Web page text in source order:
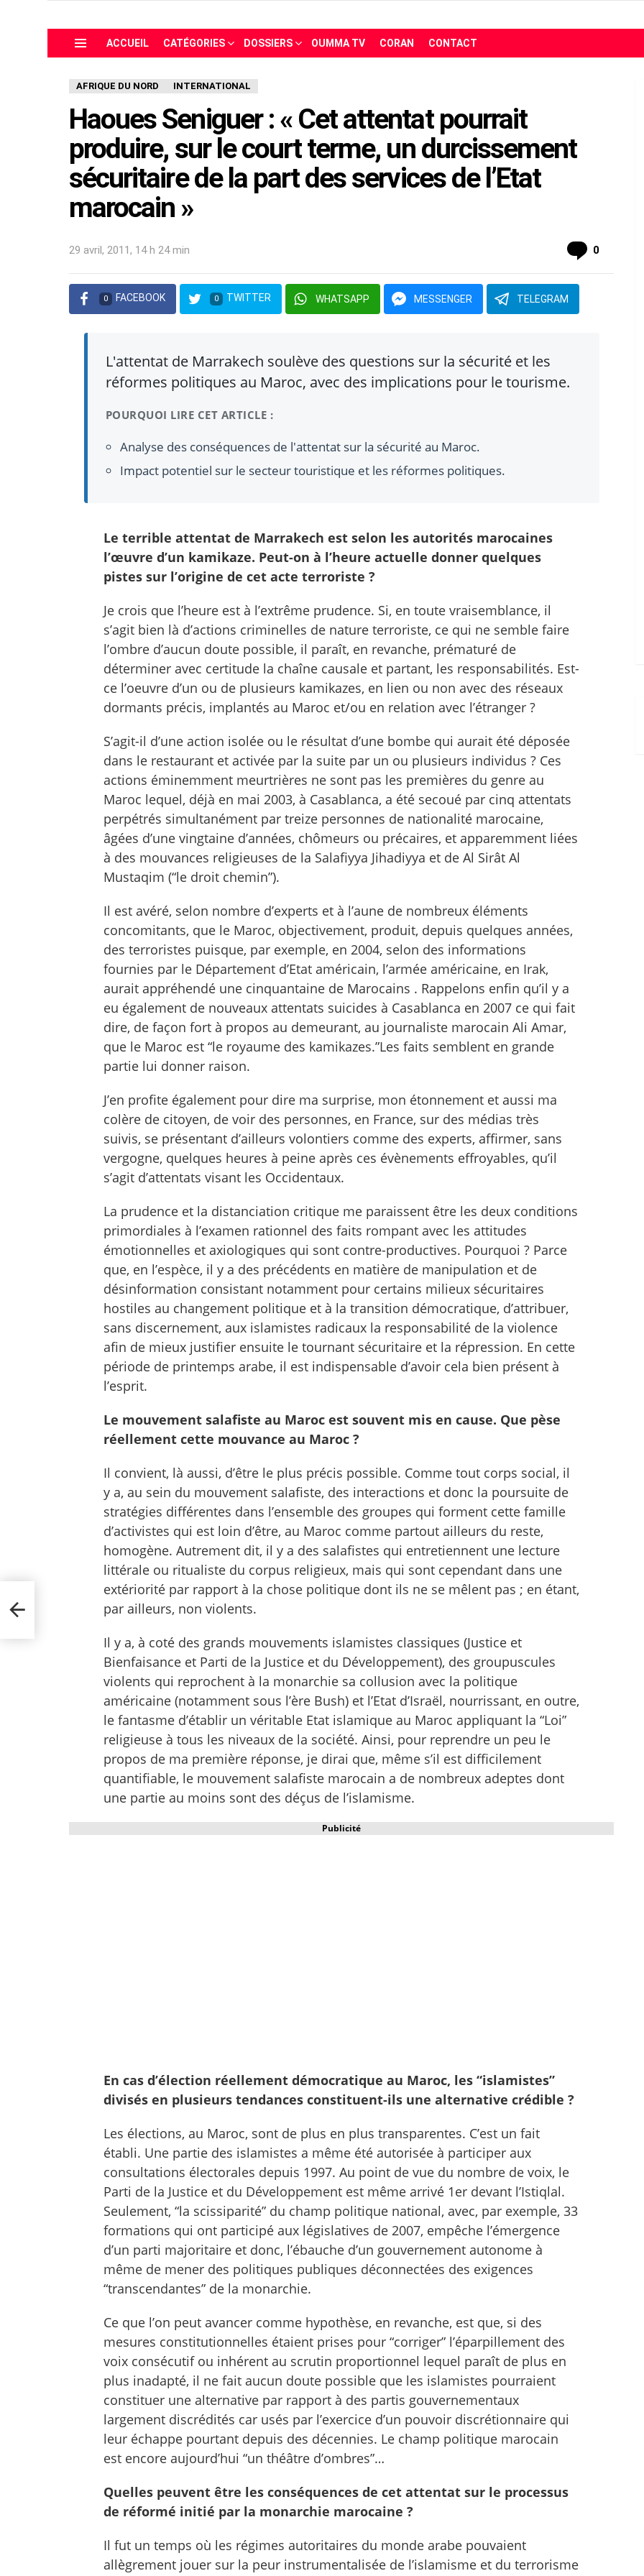
ACCUEIL CATÉGORIES DOSSIERS OUMMA TV CORAN CONTACT
AFRIQUE DU NORD INTERNATIONAL
Haoues Seniguer : « Cet attentat pourrait
produire, sur le court terme, un durcissement
sécuritaire de la part des services de l’Etat
marocain »
29 avril, 2011, 14 h 24 min 0
0 FACEBOOK 0 TWITTER WHATSAPP MESSENGER TELEGRAM
L'attentat de Marrakech soulève des questions sur la sécurité et les
réformes politiques au Maroc, avec des implications pour le tourisme.
POURQUOI LIRE CET ARTICLE :
Analyse des conséquences de l'attentat sur la sécurité au Maroc.
Impact potentiel sur le secteur touristique et les réformes politiques.
Le terrible attentat de Marrakech est selon les autorités marocaines
l’œuvre d’un kamikaze. Peut-on à l’heure actuelle donner quelques
pistes sur l’origine de cet acte terroriste ?
Je crois que l’heure est à l’extrême prudence. Si, en toute vraisemblance, il
s’agit bien là d’actions criminelles de nature terroriste, ce qui ne semble faire
l’ombre d’aucun doute possible, il paraît, en revanche, prématuré de
déterminer avec certitude la chaîne causale et partant, les responsabilités. Est-
ce l’oeuvre d’un ou de plusieurs kamikazes, en lien ou non avec des réseaux
dormants précis, implantés au Maroc et/ou en relation avec l’étranger ?
S’agit-il d’une action isolée ou le résultat d’une bombe qui aurait été déposée
dans le restaurant et activée par la suite par un ou plusieurs individus ? Ces
actions éminemment meurtrières ne sont pas les premières du genre au
Maroc lequel, déjà en mai 2003, à Casablanca, a été secoué par cinq attentats
perpétrés simultanément par treize personnes de nationalité marocaine,
âgées d’une vingtaine d’années, chômeurs ou précaires, et apparemment liées
à des mouvances religieuses de la Salafiyya Jihadiyya et de Al Sirât Al
Mustaqim (“le droit chemin”).
Il est avéré, selon nombre d’experts et à l’aune de nombreux éléments
concomitants, que le Maroc, objectivement, produit, depuis quelques années,
des terroristes puisque, par exemple, en 2004, selon des informations
fournies par le Département d’Etat américain, l’armée américaine, en Irak,
aurait appréhendé une cinquantaine de Marocains . Rappelons enfin qu’il y a
eu également de nouveaux attentats suicides à Casablanca en 2007 ce qui fait
dire, de façon fort à propos au demeurant, au journaliste marocain Ali Amar,
que le Maroc est “le royaume des kamikazes.”Les faits semblent en grande
partie lui donner raison.
J’en profite également pour dire ma surprise, mon étonnement et aussi ma
colère de citoyen, de voir des personnes, en France, sur des médias très
suivis, se présentant d’ailleurs volontiers comme des experts, affirmer, sans
vergogne, quelques heures à peine après ces évènements effroyables, qu’il
s’agit d’attentats visant les Occidentaux.
La prudence et la distanciation critique me paraissent être les deux conditions
primordiales à l’examen rationnel des faits rompant avec les attitudes
émotionnelles et axiologiques qui sont contre-productives. Pourquoi ? Parce
que, en l’espèce, il y a des précédents en matière de manipulation et de
désinformation consistant notamment pour certains milieux sécuritaires
hostiles au changement politique et à la transition démocratique, d’attribuer,
sans discernement, aux islamistes radicaux la responsabilité de la violence
afin de mieux justifier ensuite le tournant sécuritaire et la répression. En cette
période de printemps arabe, il est indispensable d’avoir cela bien présent à
l’esprit.
Le mouvement salafiste au Maroc est souvent mis en cause. Que pèse
réellement cette mouvance au Maroc ?
Il convient, là aussi, d’être le plus précis possible. Comme tout corps social, il
y a, au sein du mouvement salafiste, des interactions et donc la poursuite de
stratégies différentes dans l’ensemble des groupes qui forment cette famille
d’activistes qui est loin d’être, au Maroc comme partout ailleurs du reste,
homogène. Autrement dit, il y a des salafistes qui entretiennent une lecture
littérale ou ritualiste du corpus religieux, mais qui sont cependant dans une
extériorité par rapport à la chose politique dont ils ne se mêlent pas ; en étant,
par ailleurs, non violents.
Il y a, à coté des grands mouvements islamistes classiques (Justice et
Bienfaisance et Parti de la Justice et du Développement), des groupuscules
violents qui reprochent à la monarchie sa collusion avec la politique
américaine (notamment sous l’ère Bush) et l’Etat d’Israël, nourrissant, en outre,
le fantasme d’établir un véritable Etat islamique au Maroc appliquant la “Loi”
religieuse à tous les niveaux de la société. Ainsi, pour reprendre un peu le
propos de ma première réponse, je dirai que, même s’il est difficilement
quantifiable, le mouvement salafiste marocain a de nombreux adeptes dont
une partie au moins sont des déçus de l’islamisme.
Publicité
En cas d’élection réellement démocratique au Maroc, les “islamistes”
divisés en plusieurs tendances constituent-ils une alternative crédible ?
Les élections, au Maroc, sont de plus en plus transparentes. C’est un fait
établi. Une partie des islamistes a même été autorisée à participer aux
consultations électorales depuis 1997. Au point de vue du nombre de voix, le
Parti de la Justice et du Développement est même arrivé 1er devant l’Istiqlal.
Seulement, “la scissiparité” du champ politique national, avec, par exemple, 33
formations qui ont participé aux législatives de 2007, empêche l’émergence
d’un parti majoritaire et donc, l’ébauche d’un gouvernement autonome à
même de mener des politiques publiques déconnectées des exigences
“transcendantes” de la monarchie.
Ce que l’on peut avancer comme hypothèse, en revanche, est que, si des
mesures constitutionnelles étaient prises pour “corriger” l’éparpillement des
voix consécutif ou inhérent au scrutin proportionnel lequel paraît de plus en
plus inadapté, il ne fait aucun doute possible que les islamistes pourraient
constituer une alternative par rapport à des partis gouvernementaux
largement discrédités car usés par l’exercice d’un pouvoir discrétionnaire qui
leur échappe pourtant depuis des décennies. Le champ politique marocain
est encore aujourd’hui “un théâtre d’ombres”…
Quelles peuvent être les conséquences de cet attentat sur le processus
de réformé initié par la monarchie marocaine ?
Il fut un temps où les régimes autoritaires du monde arabe pouvaient
allègrement jouer sur la peur instrumentalisée de l’islamisme et du terrorisme